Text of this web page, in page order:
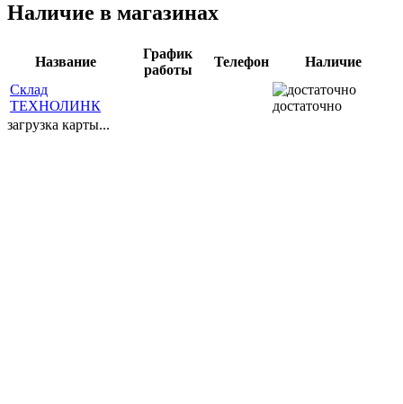
Наличие в магазинах
Название
График
работы
Телефон
Наличие
Склад
ТЕХНОЛИНК
достаточно
загрузка карты...